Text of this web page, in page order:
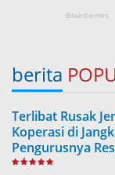
berita
Terlibat Rusak
Koperasi di
Pengurusnya
Jaksa